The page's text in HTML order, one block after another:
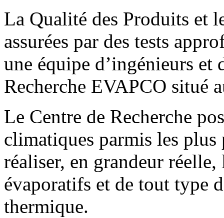
La Qualité des Produits et
assurées par des tests
une équipe d’ingénieurs et
Recherche EVAPCO situé
Le Centre de Recherche
climatiques parmis les plus
réaliser, en grandeur
évaporatifs et de tout type
thermique.